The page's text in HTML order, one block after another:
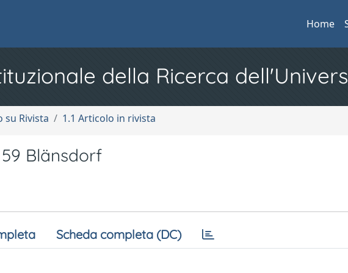
Home
della Ricerca
su Rivista 1.1 Articolo in rivista
Blänsdorf
Scheda completa (DC)